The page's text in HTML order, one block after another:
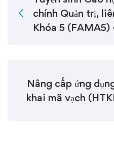
chính Quản trị,
Khóa 5 (FAMA5)
Nâng cấp ứng
khai mã vạch